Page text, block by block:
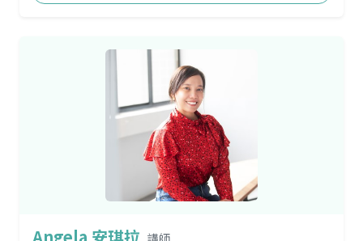
Angela 安琪拉